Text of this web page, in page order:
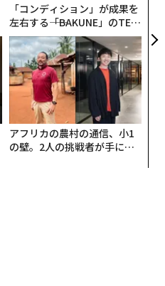
「コンディション」が成果を
左右する――「BAKUNE」のTEN
TIALが支える「挑戦者の明
日」
アフリカの農村の通信、小1
の壁。2人の挑戦者が手にし